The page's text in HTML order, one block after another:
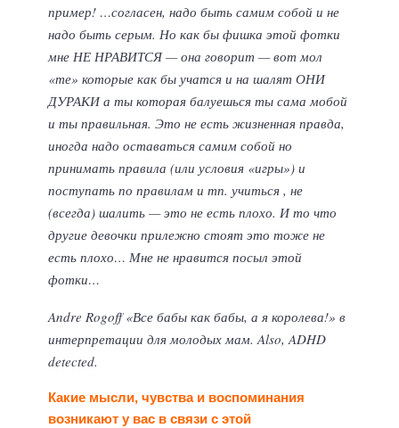
пример! …согласен, надо быть самим собой и не
надо быть серым. Но как бы фишка этой фотки
мне НЕ НРАВИТСЯ — она говорит — вот мол
«те» которые как бы учатся и на шалят ОНИ
ДУРАКИ а ты которая балуешься ты сама мобой
и ты правильная. Это не есть жизненная правда,
иногда надо оставаться самим собой но
принимать правила (или условия «игры») и
поступать по правилам и тп. учиться , не
(всегда) шалить — это не есть плохо. И то что
другие девочки прилежно стоят это тоже не
есть плохо… Мне не нравится посыл этой
фотки…
Andre Rogoff «Все бабы как бабы, а я королева!» в
интерпретации для молодых мам. Also, ADHD
detected.
Какие мысли, чувства и воспоминания
возникают у вас в связи с этой